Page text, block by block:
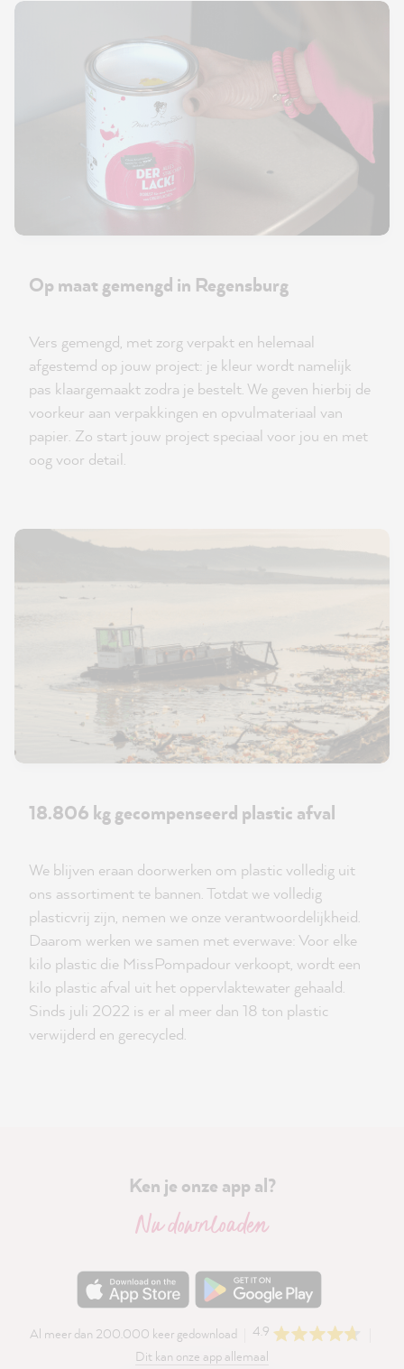
Op maat gemengd in Regensburg
Vers gemengd, met zorg verpakt en helemaal
afgestemd op jouw project: je kleur wordt namelijk
pas klaargemaakt zodra je bestelt. We geven hierbij de
voorkeur aan verpakkingen en opvulmateriaal van
papier. Zo start jouw project speciaal voor jou en met
oog voor detail.
18.806 kg gecompenseerd plastic afval
We blijven eraan doorwerken om plastic volledig uit
ons assortiment te bannen. Totdat we volledig
plasticvrij zijn, nemen we onze verantwoordelijkheid.
Daarom werken we samen met everwave: Voor elke
kilo plastic die MissPompadour verkoopt, wordt een
kilo plastic afval uit het oppervlaktewater gehaald.
Sinds juli 2022 is er al meer dan 18 ton plastic
verwijderd en gerecycled.
Ken je onze app al?
Nu downloaden
Al meer dan 200.000 keer gedownload
4.9
Dit kan onze app allemaal